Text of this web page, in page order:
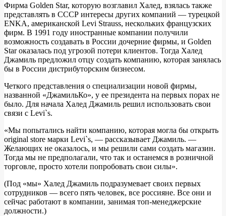
Фирма Golden Star, которую возглавил Халед, взялась также
представлять в СССР интересы других компаний — турецкой
ENKA, американской Levi Strauss, нескольких французских
фирм. В 1991 году иностранные компании получили
возможность создавать в России дочерние фирмы, и Golden
Star оказалась под угрозой потери клиентов. Тогда Халед
Джамиль предложил отцу создать компанию, которая занялась
бы в России дистрибуторским бизнесом.
Четкого представления о специализации новой фирмы,
названной «ДжамильКо», у ее президента на первых порах не
было. Для начала Халед Джамиль решил использовать свои
связи с Levi`s.
«Мы попытались найти компанию, которая могла бы открыть
original store марки Levi`s, — рассказывает Джамиль. —
Желающих не оказалось, и мы решили сами создать магазин.
Тогда мы не предполагали, что так и останемся в розничной
торговле, просто хотели попробовать свои силы».
(Под «мы» Халед Джамиль подразумевает своих первых
сотрудников — всего пять человек, все россияне. Все они и
сейчас работают в компании, занимая топ-менеджерские
должности.)